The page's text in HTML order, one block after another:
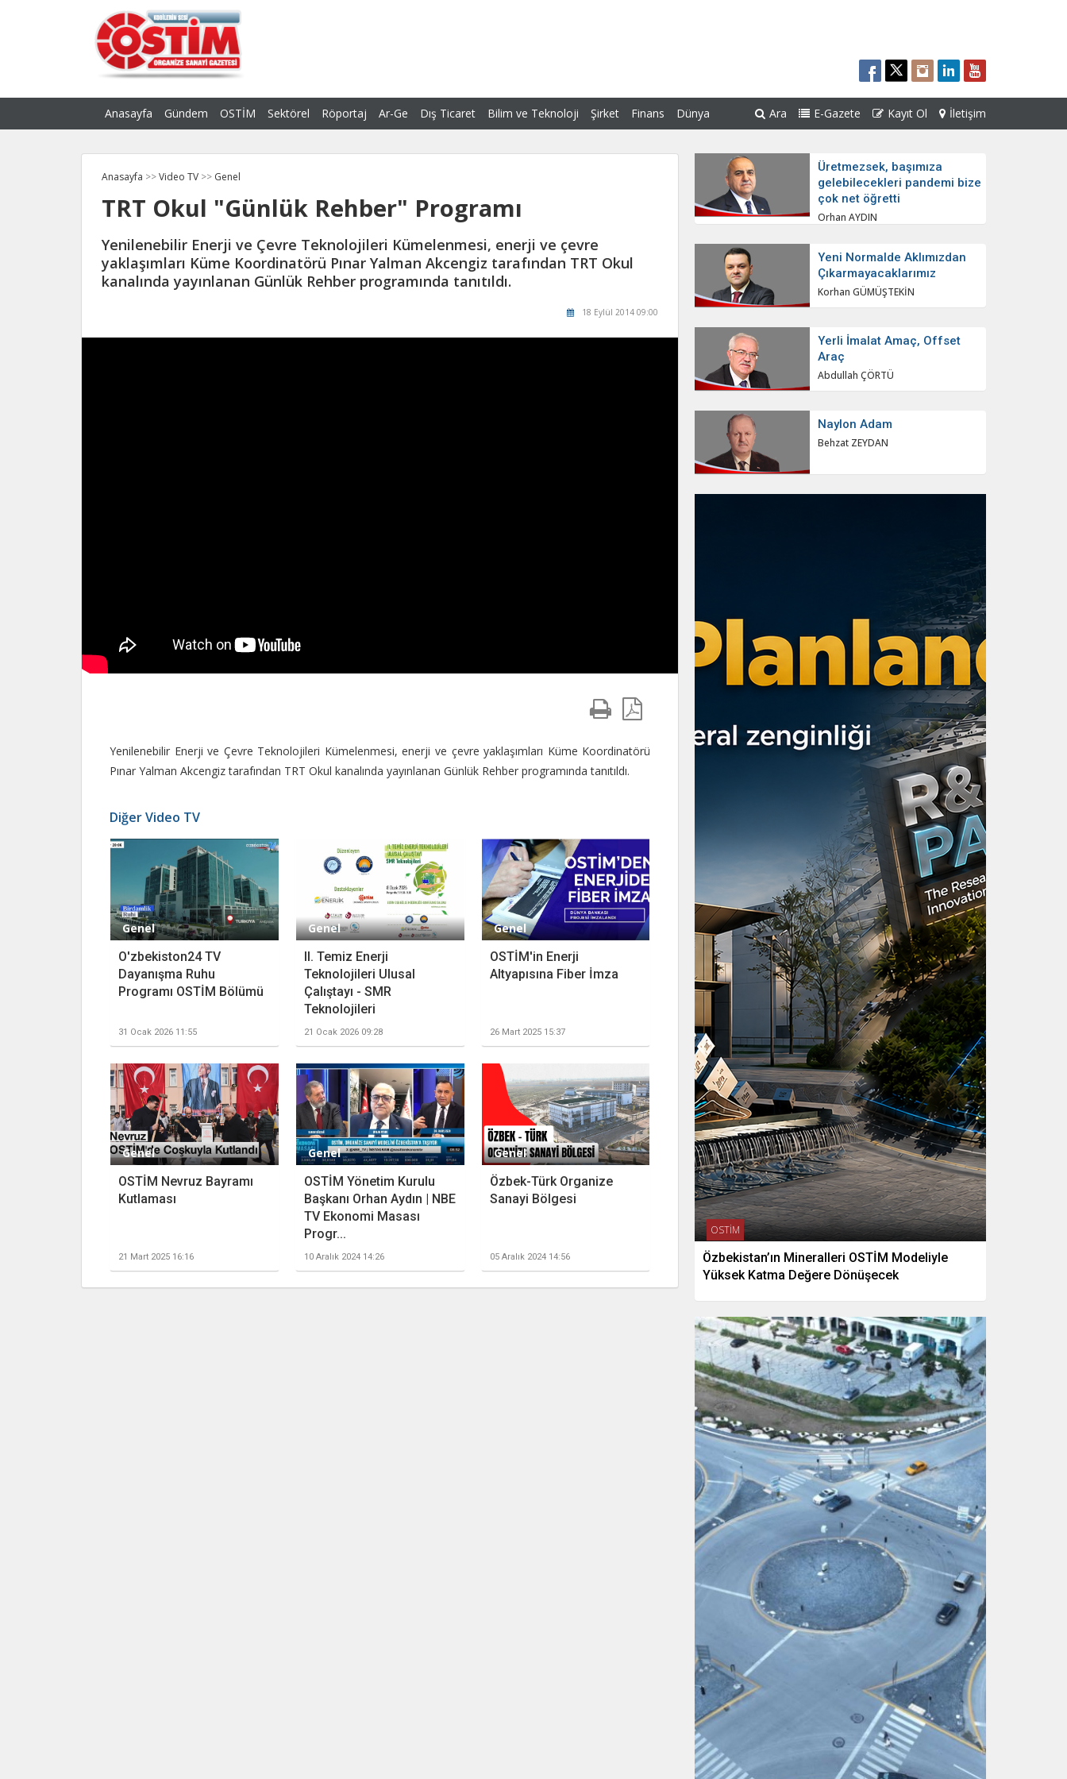
Anasayfa Gündem OSTİM Sektörel Röportaj Ar-Ge Dış Ticaret Bilim ve Teknoloji Şirket Finans Dünya Ara E-Gazete Kayıt Ol İletişim
Anasayfa >>Video TV >> Genel
TRT Okul "Günlük Rehber" Programı
Yenilenebilir Enerji ve Çevre Teknolojileri Kümelenmesi, enerji ve çevre
yaklaşımları Küme Koordinatörü Pınar Yalman Akcengiz tarafından TRT Okul
kanalında yayınlanan Günlük Rehber programında tanıtıldı.
18 Eylül 2014 09:00
Yenilenebilir Enerji ve Çevre Teknolojileri Kümelenmesi, enerji ve çevre yaklaşımları Küme Koordinatörü
Pınar Yalman Akcengiz tarafından TRT Okul kanalında yayınlanan Günlük Rehber programında tanıtıldı.
Diğer Video TV
Genel
O'zbekiston24 TV
Dayanışma Ruhu
Programı OSTİM Bölümü
31 Ocak 2026 11:55
Genel
II. Temiz Enerji
Teknolojileri Ulusal
Çalıştayı - SMR
Teknolojileri
21 Ocak 2026 09:28
Genel
OSTİM'in Enerji
Altyapısına Fiber İmza
26 Mart 2025 15:37
Genel
OSTİM Nevruz Bayramı
Kutlaması
21 Mart 2025 16:16
Genel
OSTİM Yönetim Kurulu
Başkanı Orhan Aydın | NBE
TV Ekonomi Masası
Progr...
10 Aralık 2024 14:26
Genel
Özbek-Türk Organize
Sanayi Bölgesi
05 Aralık 2024 14:56
Üretmezsek, başımıza
gelebilecekleri pandemi bize
çok net öğretti
Orhan AYDIN
Yeni Normalde Aklımızdan
Çıkarmayacaklarımız
Korhan GÜMÜŞTEKİN
Yerli İmalat Amaç, Offset
Araç
Abdullah ÇÖRTÜ
Naylon Adam
Behzat ZEYDAN
OSTİM
Özbekistan’ın Mineralleri OSTİM Modeliyle
Yüksek Katma Değere Dönüşecek